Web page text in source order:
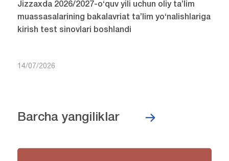
Jizzaxda 2026/2027-o‘quv yili uchun oliy ta’lim
muassasalarining bakalavriat ta’lim yo‘nalishlariga
kirish test sinovlari boshlandi
14/07/2026
Barcha yangiliklar